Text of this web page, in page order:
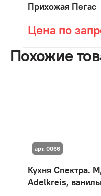
Прихожая Пегас
Цена по
Похожие
Кухня Спектра.
Adelkreis,
арт. 0066